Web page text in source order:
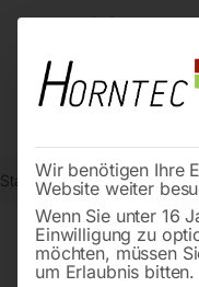
Start Werkstatttechnik
Wir benötigen Ihre
Website weiter
Wenn Sie unter 16
Einwilligung zu
möchten, müssen
um Erlaubnis bitten.